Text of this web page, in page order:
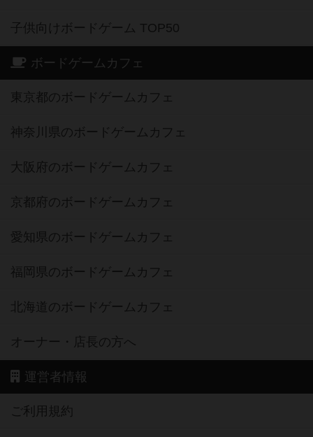
子供向けボードゲーム TOP50
ボードゲームカフェ
東京都のボードゲームカフェ
神奈川県のボードゲームカフェ
大阪府のボードゲームカフェ
京都府のボードゲームカフェ
愛知県のボードゲームカフェ
福岡県のボードゲームカフェ
北海道のボードゲームカフェ
オーナー・店長の方へ
運営者情報
ご利用規約